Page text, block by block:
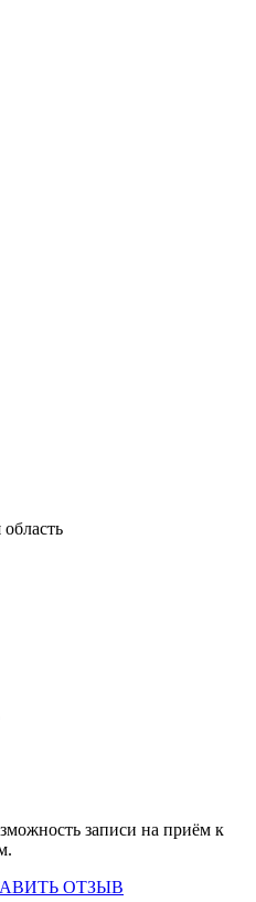
записи на приём к
ОТЗЫВ